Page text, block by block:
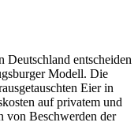
Deutschland entscheiden
Modell. Die
Eier in
auf privatem und
von Beschwerden der